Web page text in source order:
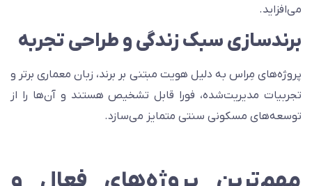
سبک زندگی و طراحی تجربه
مِراس به دلیل هویت مبتنی بر برند، زبان معماری برتر و
مدیریت‌شده، فورا قابل تشخیص هستند و آن‌ها را از
مسکونی سنتی متمایز می‌سازد.